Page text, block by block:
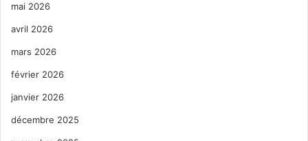
mai 2026
avril 2026
mars 2026
février 2026
janvier 2026
décembre 2025